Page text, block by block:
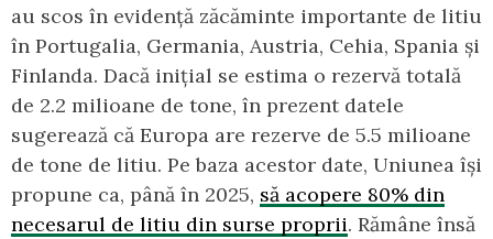
au scos în evidență zăcăminte importante de litiu
în Portugalia, Germania, Austria, Cehia, Spania și
Finlanda. Dacă inițial se estima o rezervă totală
de 2.2 milioane de tone, în prezent datele
sugerează că Europa are rezerve de 5.5 milioane
de tone de litiu. Pe baza acestor date, Uniunea își
propune ca, până în 2025, să acopere 80% din
necesarul de litiu din surse proprii. Rămâne însă